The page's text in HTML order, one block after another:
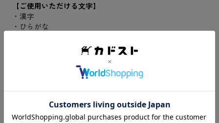
【ご使用いただける文字】
・漢字
・ひらがな
・アルファベット(大文字、小文字)
・ドット(.)、ハイフン(-)、空白などの一般的な記号